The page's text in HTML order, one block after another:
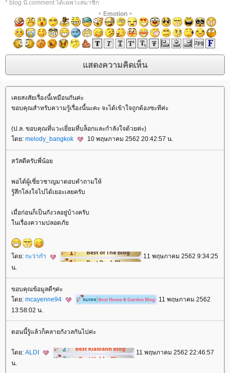
* blog นี้ comment ได้เฉพาะสมาชิก
+ Emotion+
เคยสงสัยเรื่องนี้เหมือนกันค่ะ
ขอบคุณสำหรับความรู้เรื่องนี้นะคะ จะได้เข้าใจถูกต้องซะทีค่ะ
(ป.ล. ขอบคุณที่แวะเยี่ยมที่บล็อกและกำลังใจด้วยค่ะ)
ดย: melody_bangkok 10 พฤษภาคม 2562 20:42:57 น.
สวัสดีครับพี่น้อ
พอได้ผู้เชี่ยวชาญมาตอบคำถามให้
รู้สึกโล่งใจไปได้เยอะเลยครับ
เมื่อก่อนก็เป็นกังวลอยู่บ้างครับ
นเรื่องความปลอดภั
ดย: กะว่าก๋า
11 พฤษภาคม 2562 9:34:25
น.
ขอบคุณข้อมูลดีๆค่ะ
ดย: mcayenne94
11 พฤษภาคม 2562
13:58:02 น.
ตอนนี้รู้แล้วก็คลายกังวลกันไปค่ะ
ดย: ALDI
11 พฤษภาคม 2562 22:46:57
น.